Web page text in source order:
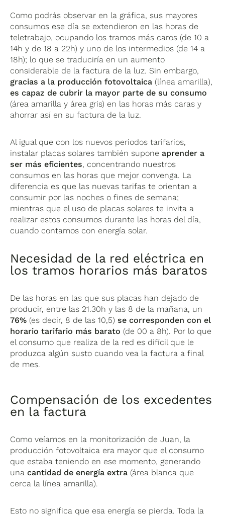
Como podrás observar en la gráfica, sus mayores
consumos ese día se extendieron en las horas de
teletrabajo, ocupando los tramos más caros (de 10 a
14h y de 18 a 22h) y uno de los intermedios (de 14 a
18h); lo que se traduciría en un aumento
considerable de la factura de la luz. Sin embargo,
gracias a la producción fotovoltaica (línea amarilla),
es capaz de cubrir la mayor parte de su consumo
(área amarilla y área gris) en las horas más caras y
ahorrar así en su factura de la luz.
Al igual que con los nuevos periodos tarifarios,
instalar placas solares también supone aprender a
ser más eficientes, concentrando nuestros
consumos en las horas que mejor convenga. La
diferencia es que las nuevas tarifas te orientan a
consumir por las noches o fines de semana;
mientras que el uso de placas solares te invita a
realizar estos consumos durante las horas del día,
cuando contamos con energía solar.
Necesidad de la red eléctrica en
los tramos horarios más baratos
De las horas en las que sus placas han dejado de
producir, entre las 21.30h y las 8 de la mañana, un
76% (es decir, 8 de las 10,5)se corresponden con el
horario tarifario más barato (de 00 a 8h). Por lo que
el consumo que realiza de la red es difícil que le
produzca algún susto cuando vea la factura a final
de mes.
Compensación de los excedentes
en la factura
Como veíamos en la monitorización de Juan, la
producción fotovoltaica era mayor que el consumo
que estaba teniendo en ese momento, generando
unacantidad de energía extra (área blanca que
cerca la línea amarilla).
Esto no significa que esa energía se pierda. Toda la